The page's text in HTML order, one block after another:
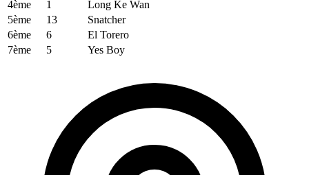
4ème
1
Long Ke Wan
5ème
13
Snatcher
6ème
6
El Torero
7ème
5 Yes Boy